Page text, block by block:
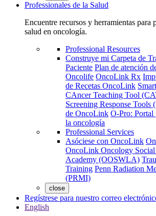
Professionales de la Salud
Encuentre recursos y herramientas para
salud en oncología.
Professional Resources
Construye mi Carpeta de
Paciente Plan de atención
Oncolife OncoLink Rx
de Recetas OncoLink
CAncer Teaching Tool
Screening Response Tools
de OncoLink O-Pro: Portal
la oncología
Professional Services
Asóciese con OncoLink
OncoLink Oncology
Academy (OOSWLA)
Training Penn Radiation
(PRMI)
close
Regístrese para nuestro correo
English